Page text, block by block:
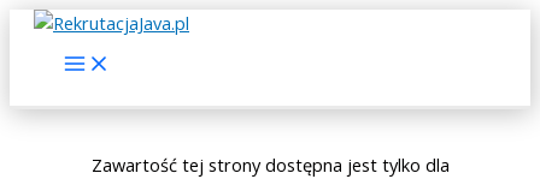
Skip
content
Main
Menu
Zawartość tej strony dostępna jest tylko dla